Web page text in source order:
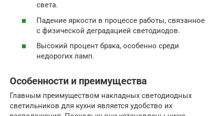
света.
Падение яркости в процессе работы, связанное
с физической деградацией светодиодов.
Высокий процент брака, особенно среди
недорогих ламп.
Особенности и преимущества
Главным преимуществом накладных светодиодных
светильников для кухни является удобство их